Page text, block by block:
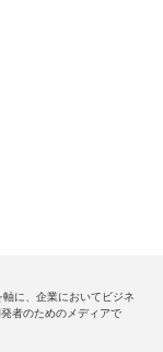
に、企業においてビジネ
者のためのメディアで